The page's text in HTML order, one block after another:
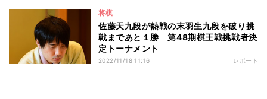
将棋
佐藤天九段が熱戦の末羽生九段を破り挑
戦まであと１勝 第48期棋王戦挑戦者決
定トーナメント
2022/11/18 11:16 レポート